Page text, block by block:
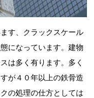
す、クラックスケール
になっています。建物
は多く有ります。多く
が４０年以上の鉄骨造
の処理の仕方としては